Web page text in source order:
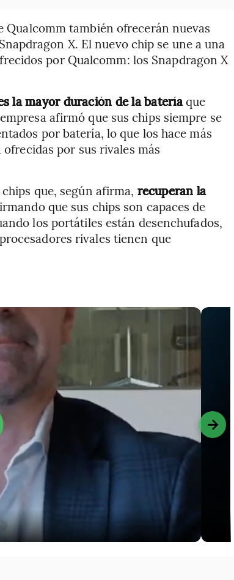
Qualcomm también ofrecerán nuevas
X. El nuevo chip se une a una
por Qualcomm: los Snapdragon X
la mayor duración de la bateríaque
afirmó que sus chips siempre se
por batería, lo que los hace más
por sus rivales más
que, según afirma, recuperan la
que sus chips son capaces de
los portátiles están desenchufados,
rivales tienen que